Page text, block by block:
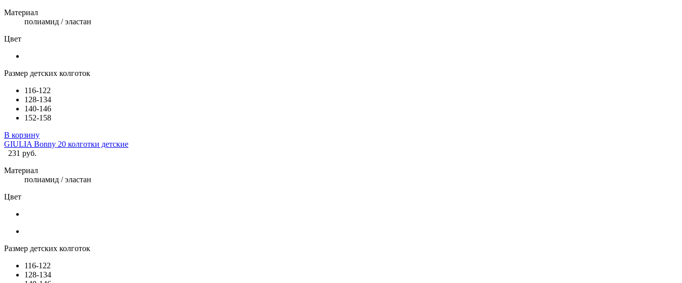
Материал
полиамид / эластан
Цвет
Размер детских колготок
116-122
128-134
140-146
152-158
В корзину
GIULIA Bonny 20 колготки детские
231 руб.
Материал
полиамид / эластан
Цвет
Размер детских колготок
116-122
128-134